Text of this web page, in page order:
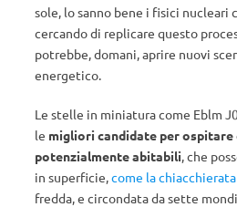
sole, lo sanno bene i fisici nucleari
cercando di replicare questo
potrebbe, domani, aprire nuovi
energetico.
Le stelle in miniatura come Eblm
le migliori candidate per ospitare
potenzialmente abitabili , che
in superficie, come la
fredda, e circondata da sette